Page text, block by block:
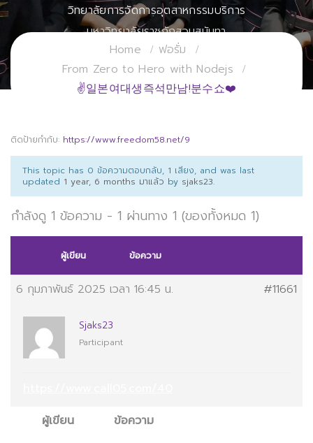
วิทยาลัยการจัดการอุตสาหกรรมบริการ
มหาวิทยาลัยราชภัฏสวนสุนันทา
Home
ฟอรั่ม
From Zero to Hero with Nodejs
✌일본여대생즉석만남!분수쇼❤️
ติดป้ายกำกับ: https://www.freedom58.net/9
This topic has 0 ข้อความตอบกลับ, 1 เสียง, and was last
updated 1 year, 6 months มาแล้ว by sjaks23.
กำลังดู 1 ข้อความ - 1 ผ่านทาง 1 (ของทั้งหมด 1)
ผู้เขียน ข้อความ
6 กุมภาพันธ์ 2025 เวลา 16:45 น. #11661
Sjaks23
Participant
ผู้เขียน
ข้อความ